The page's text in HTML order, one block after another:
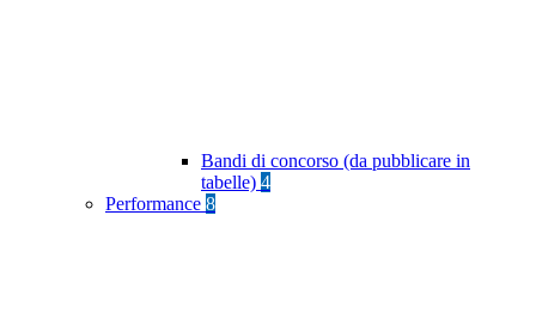
Bandi di concorso (da pubblicare in
tabelle) 4
Performance 8